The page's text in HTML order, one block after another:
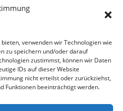
verwenden wir Technologien wie
zu speichern und/oder darauf
zustimmst, können wir Daten
IDs auf dieser Website
nicht erteilst oder zurückziehst,
Funktionen beeinträchtigt werden.